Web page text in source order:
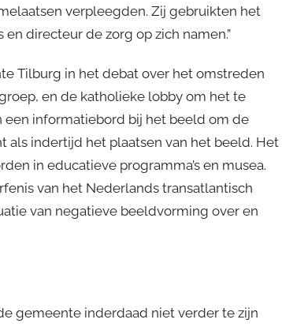
verpleegden. Zij gebruikten het
directeur de zorg op zich namen.”
Tilburg in het debat over het omstreden
en de katholieke lobby om het te
een informatiebord bij het beeld om de
als indertijd het plaatsen van het beeld. Het
in educatieve programma’s en musea.
van het Nederlands transatlantisch
van negatieve beeldvorming over en
gemeente inderdaad niet verder te zijn